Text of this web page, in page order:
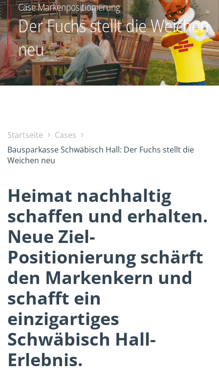
Case Markenpositionierung
Der Fuchs stellt die Weichen
neu
Startseite
Cases
Bausparkasse Schwäbisch Hall: Der Fuchs stellt die
Weichen neu
Heimat nachhaltig
schaffen und erhalten.
Neue Ziel-
Positionierung schärft
den Markenkern und
schafft ein
einzigartiges
Schwäbisch Hall-
Erlebnis.